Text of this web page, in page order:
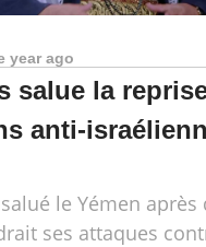
year ago
salue la
anti-
le Yémen
ses attaques